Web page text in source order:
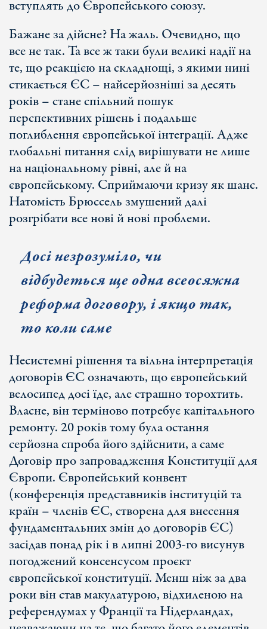
вступлять до Європейського союзу.
Бажане за дійсне? На жаль. Очевидно, що
все не так. Та все ж таки були великі надії на
те, що реакцією на складнощі, з якими нині
стикається ЄС – найсерйозніші за десять
років – стане спільний пошук
перспективних рішень і подальше
поглиблення європейської інтеграції. Адже
глобальні питання слід вирішувати не лише
на національному рівні, але й на
європейському. Сприймаючи кризу як шанс.
Натомість Брюссель змушений далі
розгрібати все нові й нові проблеми.
Досі незрозуміло, чи
відбудеться ще одна всеосяжна
реформа договору, і якщо так,
то коли саме
Несистемні рішення та вільна інтерпретація
договорів ЄС означають, що європейський
велосипед досі їде, але страшно торохтить.
Власне, він терміново потребує капітального
ремонту. 20 років тому була остання
серйозна спроба його здійснити, а саме
Договір про запровадження Конституції для
Європи. Європейський конвент
(конференція представників інституцій та
країн – членів ЄС, створена для внесення
фундаментальних змін до договорів ЄС)
засідав понад рік і в липні 2003-го висунув
погоджений консенсусом проєкт
європейської конституції. Менш ніж за два
роки він став макулатурою, відхиленою на
референдумах у Франції та Нідерландах,